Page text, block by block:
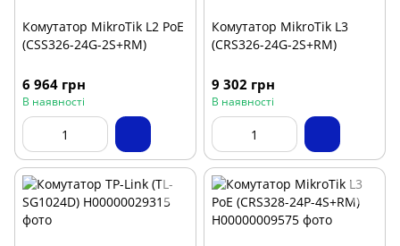
Комутатор MikroTik L2 PoE
(CSS326-24G-2S+RM)
6 964 грн
В наявності
Комутатор MikroTik L3
(CRS326-24G-2S+RM)
9 302 грн
В наявності